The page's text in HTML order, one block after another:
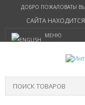
ДОБРО ПОЖАЛОВАТЬ!
САЙТА
МЕНЮ